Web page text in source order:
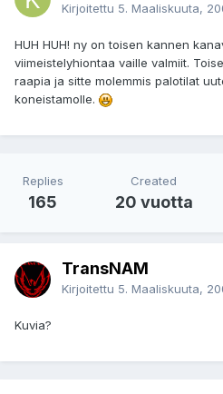
Kirjoitettu 5. Maaliskuuta,
HUH HUH! ny on toisen kannen
viimeistelyhiontaa vaille valmiit.
raapia ja sitte molemmis palotilat
koneistamolle.
Replies
165
Created
20 vuotta
TransNAM
Kirjoitettu 5. Maaliskuuta,
Kuvia?